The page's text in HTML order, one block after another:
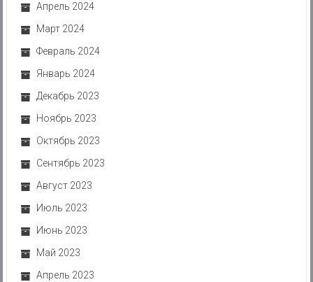
Апрель 2024
Март 2024
Февраль 2024
Январь 2024
Декабрь 2023
Ноябрь 2023
Октябрь 2023
Сентябрь 2023
Август 2023
Июль 2023
Июнь 2023
Май 2023
Апрель 2023